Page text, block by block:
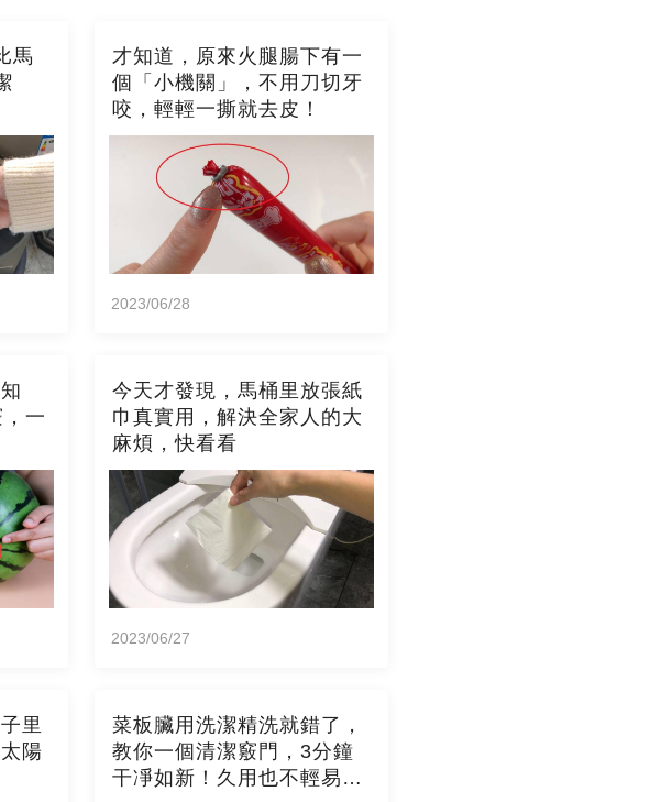
馬
才知道，原來火腿腸下有一
個「小機關」，不用刀切牙
咬，輕輕一撕就去皮！
2023/06/28
一
今天才發現，馬桶里放張紙
巾真實用，解決全家人的大
麻煩，快看看
2023/06/27
里
陽
菜板臟用洗潔精洗就錯了，
教你一個清潔竅門，3分鐘
干凈如新！久用也不輕易發